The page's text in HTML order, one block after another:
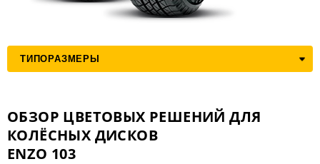
ОБЗОР ЦВЕТОВЫХ РЕШЕНИЙ ДЛЯ
КОЛЁСНЫХ ДИСКОВ
ENZO 103